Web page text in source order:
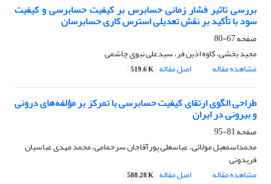
بررسی تاثیر فشار زمانی حسابرس بر کیفیت حسابرسی و کیفیت
سود با تأکید بر نقش تعدیلی استرس کاری حسابرسان
صفحه67-80
مجید بخشی، کاوه اذین فر، سیدعلی نبوی چاشمی
مشاهده مقاله
اصل مقاله 519.6 K
طراحی الگوی ارتقای کیفیت حسابرسی با تمرکز بر مؤلفه‌های درونی
و بیرونی در ایران
صفحه81-95
محمداسمعیل مولائی، عباسعلی پورآقاجان سرحمامی، محمد مهدی عباسیان
فریدونی
مشاهده مقاله
اصل مقاله 588.28 K